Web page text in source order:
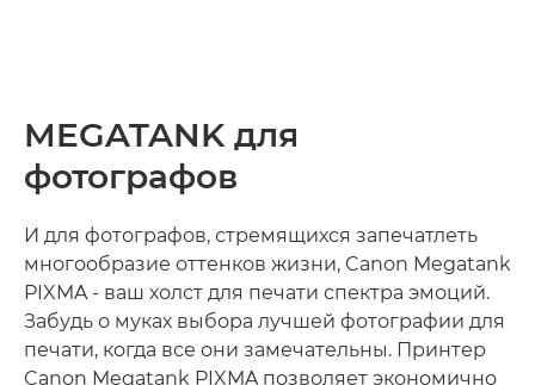
MEGATANK для
фотографов
И для фотографов, стремящихся запечатлеть
многообразие оттенков жизни, Canon Megatank
PIXMA - ваш холст для печати спектра эмоций.
Забудь о муках выбора лучшей фотографии для
печати, когда все они замечательны. Принтер
Canon Megatank PIXMA позволяет экономично